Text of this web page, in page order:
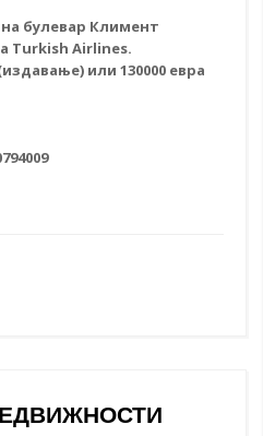
булевар Климент
Turkish Airlines.
или 130000 евра